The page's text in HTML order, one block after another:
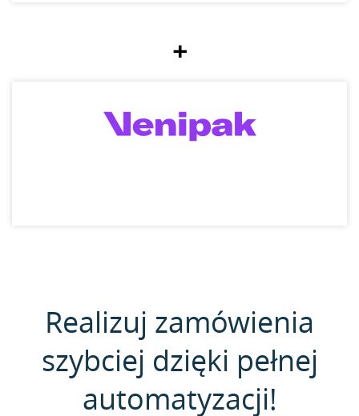
+
Realizuj zamówienia
szybciej dzięki pełnej
automatyzacji!